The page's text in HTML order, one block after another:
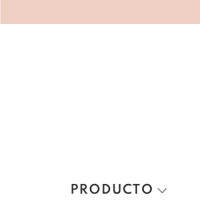
PRODUCTO